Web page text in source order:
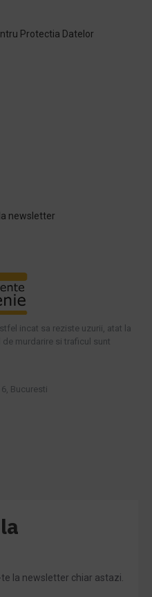
Protectia Datelor
newsletter
incat sa reziste uzurii, atat la
murdarire si traficul sunt
Bucuresti
la newsletter chiar astazi.